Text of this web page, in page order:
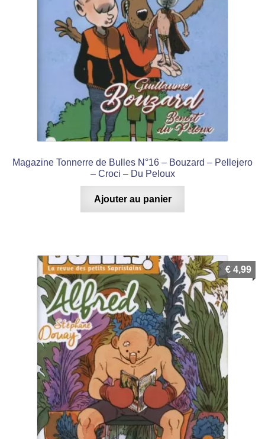
Magazine Tonnerre de Bulles N°16 – Bouzard – Pellejero
– Croci – Du Peloux
Ajouter au panier
€ 4,99